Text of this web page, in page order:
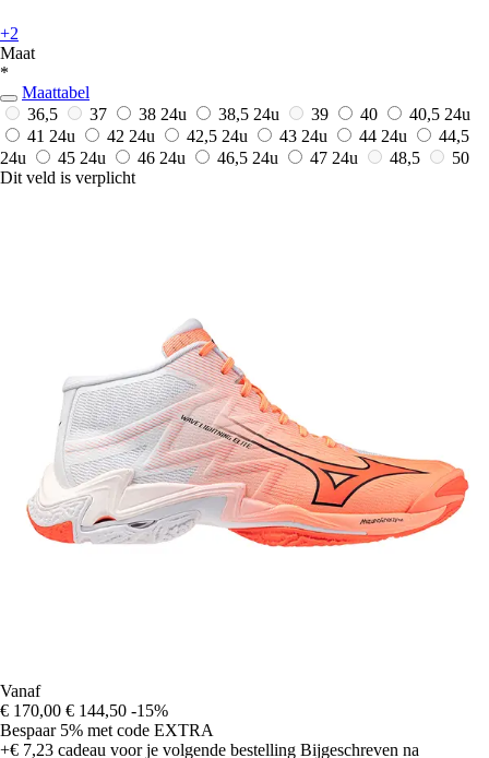
+2
Maat
*
Maattabel
36,5
37 38 24u 38,5 24u 39 40 40,5 24u
41 24u 42 24u 42,5 24u 43 24u 44 24u
44,5
24u
45 24u 46 24u 46,5 24u 47 24u 48,5
50
Dit veld is verplicht
Vanaf
€ 170,00 € 144,50 -15%
Bespaar 5% met code EXTRA
+€ 7,23 cadeau voor je volgende bestelling Bijgeschreven na